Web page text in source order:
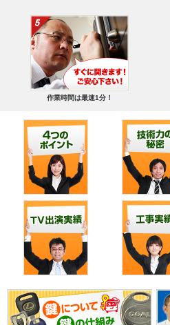
作業時間は最速1分！